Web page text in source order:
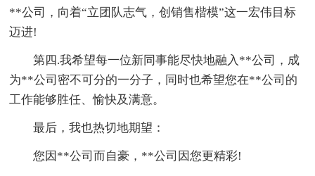
**公司，向着“立团队志气，创销售楷模”这一宏伟目标
迈进!
第四.我希望每一位新同事能尽快地融入**公司，成
为**公司密不可分的一分子，同时也希望您在**公司的
工作能够胜任、愉快及满意。
最后，我也热切地期望：
您因**公司而自豪，**公司因您更精彩!